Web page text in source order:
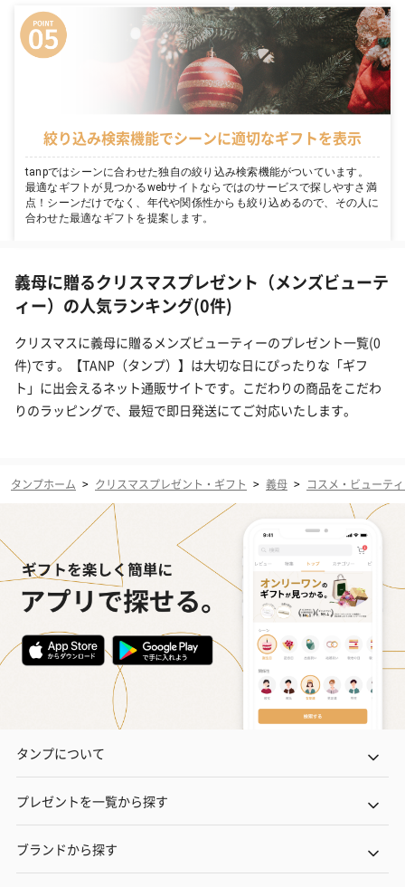
絞り込み検索機能でシーンに適切なギフトを表示
tanpではシーンに合わせた独自の絞り込み検索機能がついています。
最適なギフトが見つかるwebサイトならではのサービスで探しやすさ満
点！シーンだけでなく、年代や関係性からも絞り込めるので、その人に
合わせた最適なギフトを提案します。
義母に贈るクリスマスプレゼント（メンズビューテ
ィー）の人気ランキング(0件)
クリスマスに義母に贈るメンズビューティーのプレゼント一覧(0
件)です。【TANP（タンプ）】は大切な日にぴったりな「ギフ
ト」に出会えるネット通販サイトです。こだわりの商品をこだわ
りのラッピングで、最短で即日発送にてご対応いたします。
タンプホーム > クリスマスプレゼント・ギフト > 義母 > コスメ・ビューテ
タンプについて
プレゼントを一覧から探す
ブランドから探す